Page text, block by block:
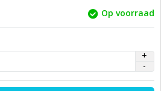
Op voorraad